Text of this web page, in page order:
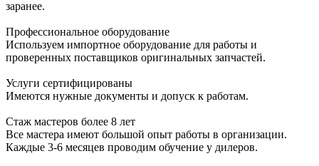
заранее.
Профессиональное оборудование
Используем импортное оборудование для работы и
проверенных поставщиков оригинальных запчастей.
Услуги сертифицированы
Имеются нужные документы и допуск к работам.
Стаж мастеров более 8 лет
Все мастера имеют большой опыт работы в организации.
Каждые 3-6 месяцев проводим обучение у дилеров.